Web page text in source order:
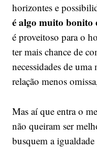
horizontes e
é algo muito bonito
é proveitoso para o
ter mais chance de
necessidades de
relação menos
Mas aí que entra o
não queiram ser
busquem a